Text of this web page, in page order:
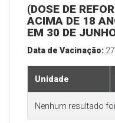
(DOSE DE
ACIMA DE 18
EM 30 DE
Data de Vacinação:
Unidade
Nenhum resultado